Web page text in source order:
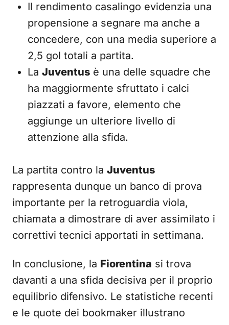
Il rendimento casalingo evidenzia una
propensione a segnare ma anche a
concedere, con una media superiore a
2,5 gol totali a partita.
La Juventus è una delle squadre che
ha maggiormente sfruttato i calci
piazzati a favore, elemento che
aggiunge un ulteriore livello di
attenzione alla sfida.
La partita contro la Juventus
rappresenta dunque un banco di prova
importante per la retroguardia viola,
chiamata a dimostrare di aver assimilato i
correttivi tecnici apportati in settimana.
In conclusione, la Fiorentina si trova
davanti a una sfida decisiva per il proprio
equilibrio difensivo. Le statistiche recenti
e le quote dei bookmaker illustrano